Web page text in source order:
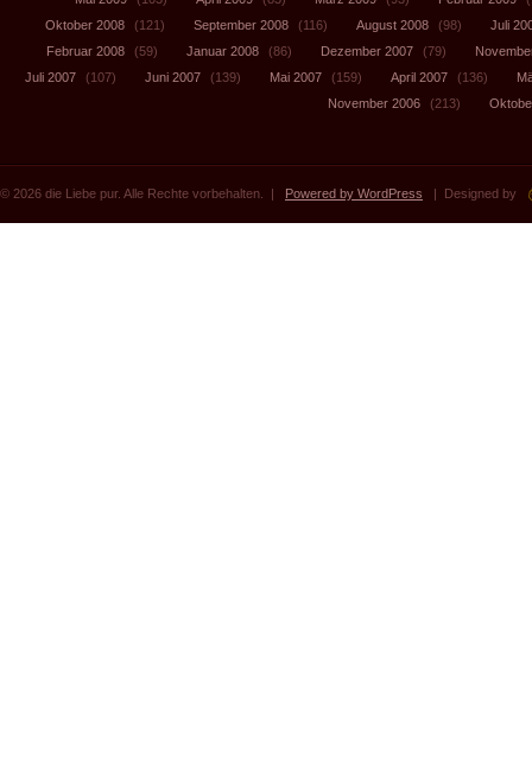
Oktober 2008
(121) September 2008 (116) August 2008 (98)
Juli
Februar 2008
(59) Januar 2008 (86) Dezember 2007 (79)
Juli 2007
(107) Juni 2007 (139) Mai 2007 (159) April 2007 (136)
November 2006
(213)
© 2026 die Liebe pur. Alle Rechte vorbehalten. | Powered by WordPress | Designed by